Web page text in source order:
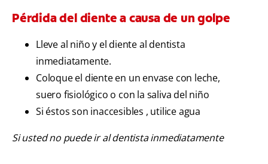
Pérdida del diente a causa de un golpe
Lleve al niño y el diente al dentista
inmediatamente.
Coloque el diente en un envase con leche,
suero fisiológico o con la saliva del niño
Si éstos son inaccesibles , utilice agua
Si usted no puede ir al dentista inmediatamente